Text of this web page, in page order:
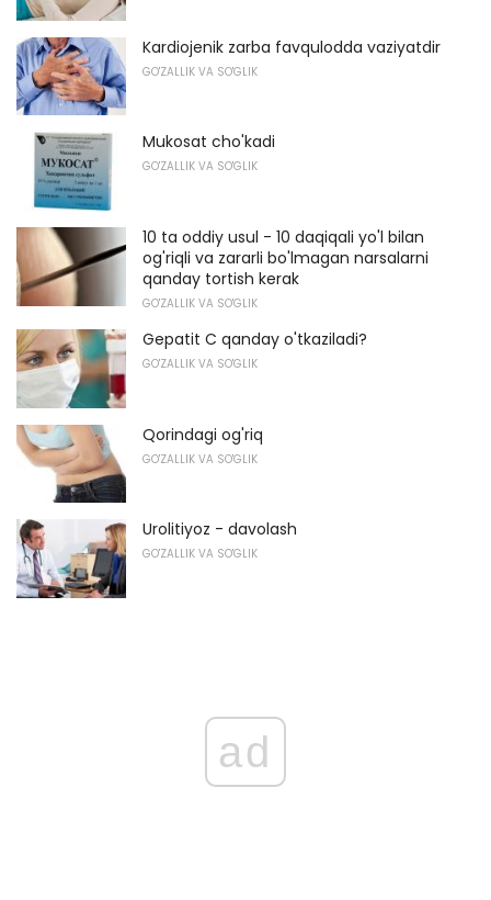
Kardiojenik zarba favqulodda vaziyatdir
GO'ZALLIK VA SO'GLIK
Mukosat cho'kadi
GO'ZALLIK VA SO'GLIK
10 ta oddiy usul - 10 daqiqali yo'l bilan
og'riqli va zararli bo'lmagan narsalarni
qanday tortish kerak
GO'ZALLIK VA SO'GLIK
Gepatit C qanday o'tkaziladi?
GO'ZALLIK VA SO'GLIK
Qorindagi og'riq
GO'ZALLIK VA SO'GLIK
Urolitiyoz - davolash
GO'ZALLIK VA SO'GLIK
ad